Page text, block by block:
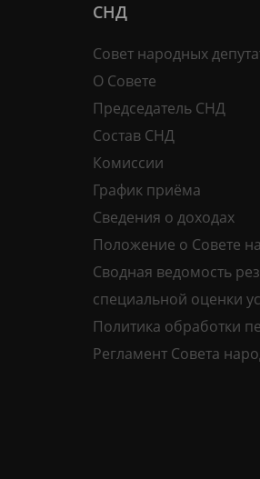
СНД
Совет народных
О Совете
Председатель СНД
Состав СНД
Комиссии
График приёма
Сведения о доходах
Положение о Совете
Сводная ведомость
специальной оценки
Политика обработки
Регламент Совета